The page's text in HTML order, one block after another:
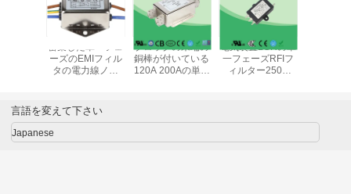
ーズのEMIフィル
タの電力線ノイ
ブロックの末端の
銅棒が付いている
120A 200Aの単一
電気装置LCRの単
一フェーズRFIフ
ィルター250V
言語を変えて下さい
Japanese